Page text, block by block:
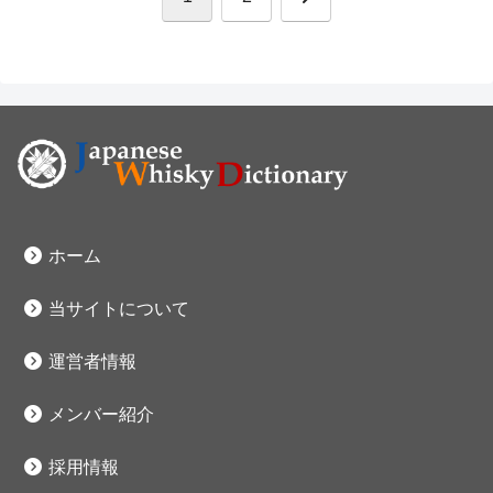
ホーム
当サイトについて
運営者情報
メンバー紹介
採用情報